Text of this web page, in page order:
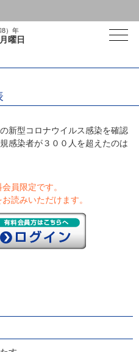
8）年
曜日
新型コロナウイルス感染を確認
感染者が３００人を超えたのは
員限定です。
読みいただけます。